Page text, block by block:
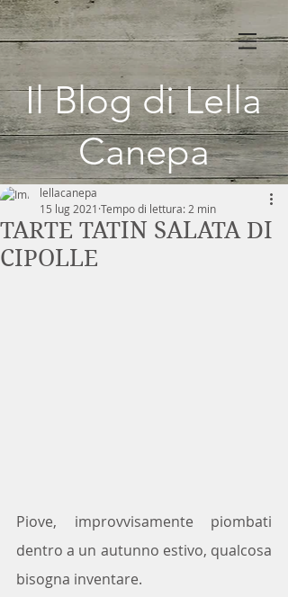
Il Blog di Lella
Canepa
TARTE TATIN SALATA DI
CIPOLLE
lellacanepa
15 lug 2021 Tempo di lettura: 2 min
Piove, improvvisamente piombati
dentro a un autunno estivo, qualcosa
bisogna inventare.